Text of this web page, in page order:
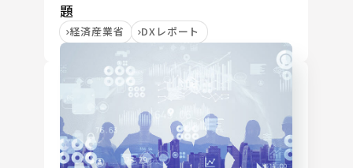
題
経済産業省 DXレポート